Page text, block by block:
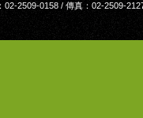
2509-0158 / 傳真：02-2509-